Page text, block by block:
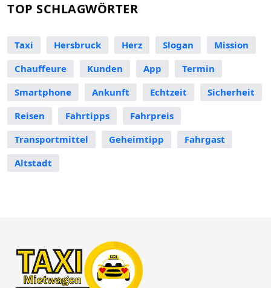
TOP SCHLAGWÖRTER
Taxi Hersbruck Herz Slogan
Mission
Chauffeure
Kunden App
Termin
Smartphone
Ankunft Echtzeit
Sicherheit
Reisen
Fahrtipps
Fahrpreis
Transportmittel
Geheimtipp
Fahrgast
Altstadt